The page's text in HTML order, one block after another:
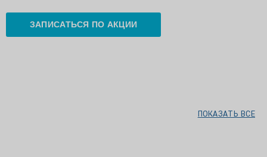
ЗАПИСАТЬСЯ ПО АКЦИИ
ПОКАЗАТЬ ВСЕ